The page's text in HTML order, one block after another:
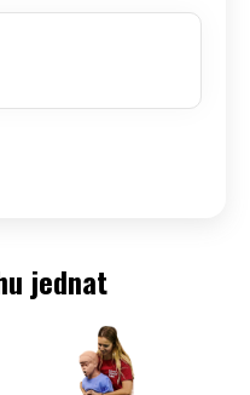
jednat